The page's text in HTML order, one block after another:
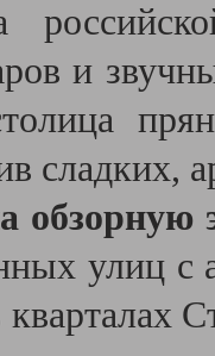
и
сладких,
обзорную
улиц